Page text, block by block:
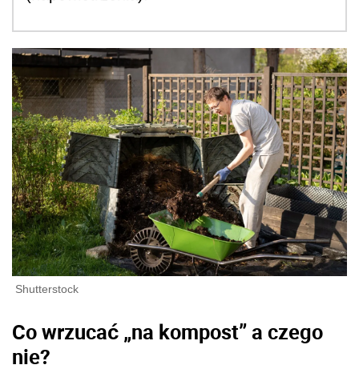
Shutterstock
Co wrzucać „na kompost” a czego
nie?